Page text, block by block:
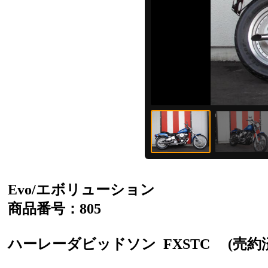
Evo/エボリューション
商品番号：805
ハーレーダビッドソン FXSTC (売約